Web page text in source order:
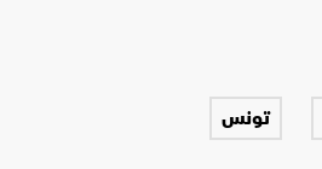
تونس